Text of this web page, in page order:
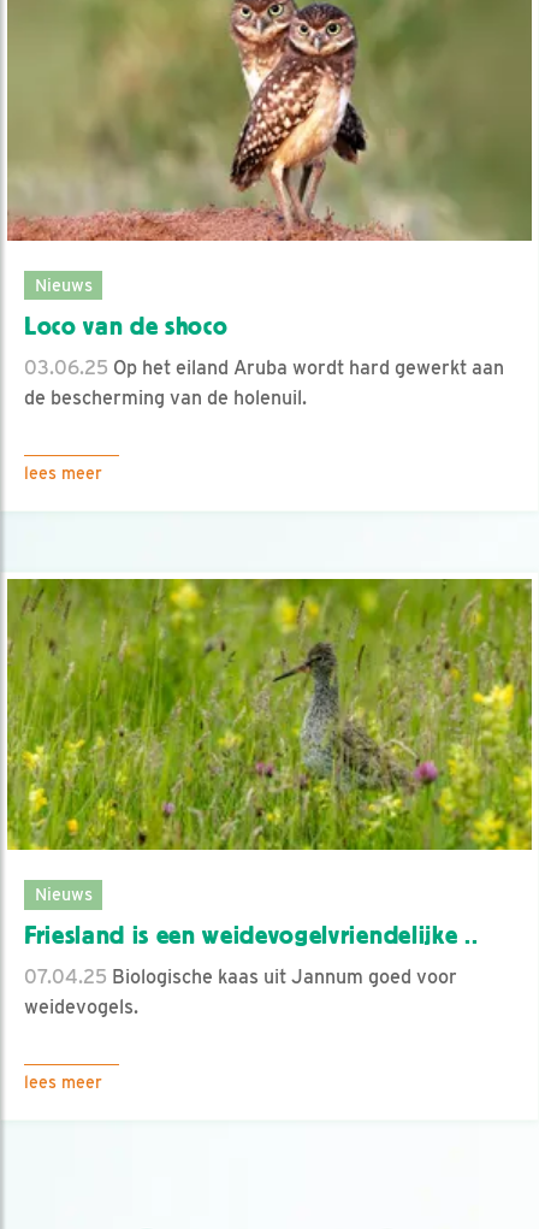
Nieuws
Loco van de shoco
03.06.25 Op het eiland Aruba wordt hard gewerkt aan
de bescherming van de holenuil.
lees meer
Nieuws
Friesland is een weidevogelvriendelijke ..
07.04.25 Biologische kaas uit Jannum goed voor
weidevogels.
lees meer